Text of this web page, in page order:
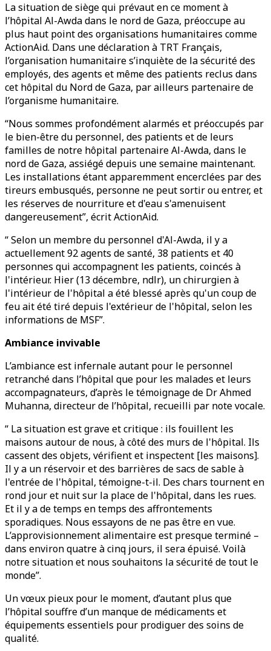
La situation de siège qui prévaut en ce moment à
l’hôpital Al-Awda dans le nord de Gaza, préoccupe au
plus haut point des organisations humanitaires comme
ActionAid. Dans une déclaration à TRT Français,
l’organisation humanitaire s’inquiète de la sécurité des
employés, des agents et même des patients reclus dans
cet hôpital du Nord de Gaza, par ailleurs partenaire de
l’organisme humanitaire.
“Nous sommes profondément alarmés et préoccupés par
le bien-être du personnel, des patients et de leurs
familles de notre hôpital partenaire Al-Awda, dans le
nord de Gaza, assiégé depuis une semaine maintenant.
Les installations étant apparemment encerclées par des
tireurs embusqués, personne ne peut sortir ou entrer, et
les réserves de nourriture et d'eau s'amenuisent
dangereusement”, écrit ActionAid.
“ Selon un membre du personnel d'Al-Awda, il y a
actuellement 92 agents de santé, 38 patients et 40
personnes qui accompagnent les patients, coincés à
l'intérieur. Hier (13 décembre, ndlr), un chirurgien à
l'intérieur de l'hôpital a été blessé après qu'un coup de
feu ait été tiré depuis l'extérieur de l'hôpital, selon les
informations de MSF”.
Ambiance invivable
L’ambiance est infernale autant pour le personnel
retranché dans l’hôpital que pour les malades et leurs
accompagnateurs, d’après le témoignage de Dr Ahmed
Muhanna, directeur de l’hôpital, recueilli par note vocale.
“ La situation est grave et critique : ils fouillent les
maisons autour de nous, à côté des murs de l'hôpital. Ils
cassent des objets, vérifient et inspectent [les maisons].
Il y a un réservoir et des barrières de sacs de sable à
l'entrée de l'hôpital, témoigne-t-il. Des chars tournent en
rond jour et nuit sur la place de l'hôpital, dans les rues.
Et il y a de temps en temps des affrontements
sporadiques. Nous essayons de ne pas être en vue.
L’approvisionnement alimentaire est presque terminé –
dans environ quatre à cinq jours, il sera épuisé. Voilà
notre situation et nous souhaitons la sécurité de tout le
monde”.
Un vœux pieux pour le moment, d’autant plus que
l’hôpital souffre d’un manque de médicaments et
équipements essentiels pour prodiguer des soins de
qualité.